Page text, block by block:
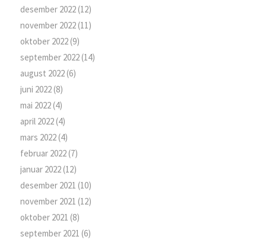
desember 2022(12)
november 2022(11)
oktober 2022(9)
september 2022(14)
august 2022(6)
juni 2022(8)
mai 2022(4)
april 2022(4)
mars 2022(4)
februar 2022(7)
januar 2022(12)
desember 2021 (10)
november 2021 (12)
oktober 2021 (8)
september 2021 (6)